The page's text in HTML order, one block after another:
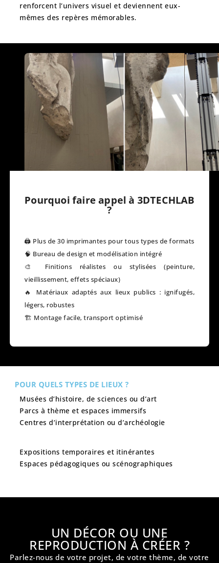
renforcent l’univers visuel et deviennent eux-
mêmes des repères mémorables.
Pourquoi faire appel à 3DTECHLAB
?
🖨️ Plus de 30 imprimantes pour tous types de formats
🧠 Bureau de design et modélisation intégré
🎨 Finitions réalistes ou stylisées (peinture,
vieillissement, effets spéciaux)
🔥 Matériaux adaptés aux lieux publics : ignifugés,
légers, robustes
🏗️ Montage facile, transport optimisé
POUR QUELS TYPES DE LIEUX ?
Musées d’histoire, de sciences ou d’art
Parcs à thème et espaces immersifs
Centres d’interprétation ou d’archéologie
Expositions temporaires et itinérantes
Espaces pédagogiques ou scénographiques
UN DÉCOR OU UNE
REPRODUCTION À CRÉER ?
Parlez-nous de votre projet, de votre thème, de votre